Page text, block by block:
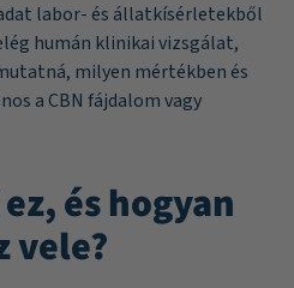
labor- és állatkísérletekből
humán klinikai vizsgálat,
milyen mértékben és
a CBN fájdalom vagy
és hogyan
vele?